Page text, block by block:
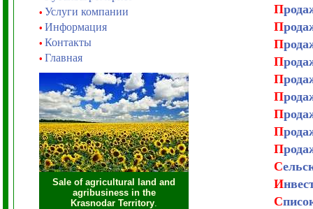
• Услуги компании
• Информация
• Контакты
• Главная
Sale of agricultural land and
agribusiness in the
Krasnodar Territory.
П
П
П
П
П
П
П
П
П
С
И
С